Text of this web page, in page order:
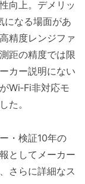
向上。デメリッ
になる場面があ
精度レンジファ
距の精度では限
カー説明にない
Wi‑Fi非対応モ
た。
・検証10年の
としてメーカー
さらに詳細なス